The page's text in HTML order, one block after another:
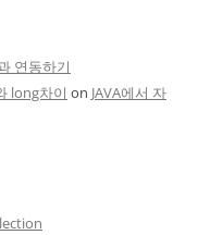
연동하기
long차이 on JAVA에서 자